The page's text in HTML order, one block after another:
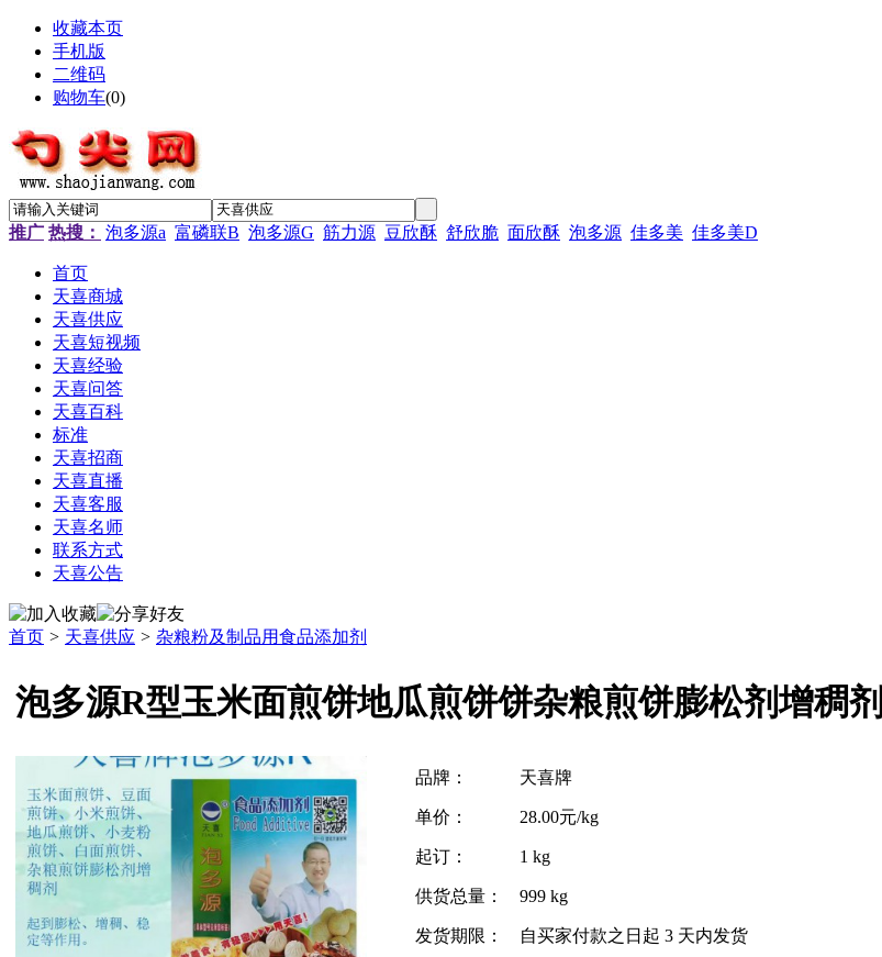
收藏本页
手机版
二维码
购物车(0)
推广 热搜： 泡多源a 富磷联B 泡多源G 筋力源 豆欣酥 舒欣脆 面欣酥 泡多源 佳多美 佳多美D
首页
天喜商城
天喜供应
天喜短视频
天喜经验
天喜问答
天喜百科
标准
天喜招商
天喜直播
天喜客服
天喜名师
联系方式
天喜公告
首页 > 天喜供应 > 杂粮粉及制品用食品添加剂
泡多源R型玉米面煎饼地瓜煎饼饼杂粮煎饼膨松剂增稠剂
品牌： 天喜牌
单价： 28.00元/kg
起订： 1 kg
供货总量： 999 kg
发货期限： 自买家付款之日起 3 天内发货